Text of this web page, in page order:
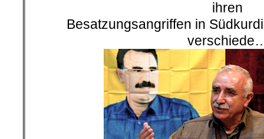
ihren
Besatzungsangriffen in